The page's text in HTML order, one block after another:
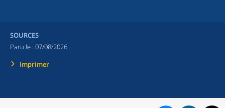
SOURCES
Paru le : 07/08/2026
Imprimer